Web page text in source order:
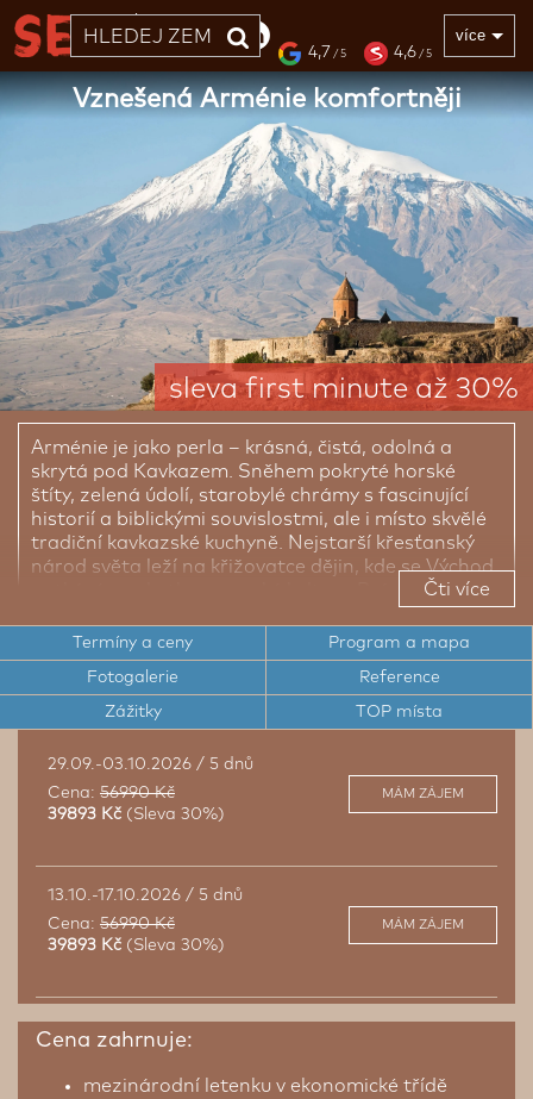
33 LET více
4,7 / 5 4,6 / 5
sleva first minute až 30%
Vznešená Arménie komfortněji
Arménie je jako perla – krásná, čistá, odolná a
skrytá pod Kavkazem. Sněhem pokryté horské
štíty, zelená údolí, starobylé chrámy s fascinující
historií a biblickými souvislostmi, ale i místo skvělé
tradiční kavkazské kuchyně. Nejstarší křesťanský
národ světa leží na křižovatce dějin, kde se Východ
potkává se zbytky evropské kultury. Právě díky
intenzivnější a exotičtější. Vydejte se s námi do
JEREVANU a odtud do všech koutů této jedinečné
Krátká cesta do srdce Kavkazu
Více než 25 let zkušeností v regionu
1700 let křesťanství v Arménii
Ovocný lavašak a degustace tří druhů brandy
Čti více
Termíny a ceny Program a mapa
Fotogalerie Reference
Zážitky TOP místa
29.09.-03.10.2026 / 5 dnů
Cena: 56990 Kč
39893 Kč (Sleva 30%)
MÁM ZÁJEM
13.10.-17.10.2026 / 5 dnů
Cena: 56990 Kč
39893 Kč (Sleva 30%)
MÁM ZÁJEM
Cena zahrnuje:
mezinárodní letenku v ekonomické třídě